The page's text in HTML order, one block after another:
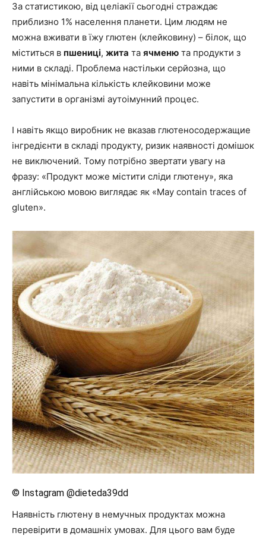
За статистикою, від целіакії сьогодні страждає
приблизно 1% населення планети. Цим людям не
можна вживати в їжу глютен (клейковину) – білок, що
міститься в пшениці, жита та ячменю та продукти з
ними в складі. Проблема настільки серйозна, що
навіть мінімальна кількість клейковини може
запустити в організмі аутоімунний процес.
І навіть якщо виробник не вказав глютеносодержащие
інгредієнти в складі продукту, ризик наявності домішок
не виключений. Тому потрібно звертати увагу на
фразу: «Продукт може містити сліди глютену», яка
англійською мовою виглядає як «May contain traces of
gluten».
© Instagram @dieteda39dd
Наявність глютену в немучных продуктах можна
перевірити в домашніх умовах. Для цього вам буде